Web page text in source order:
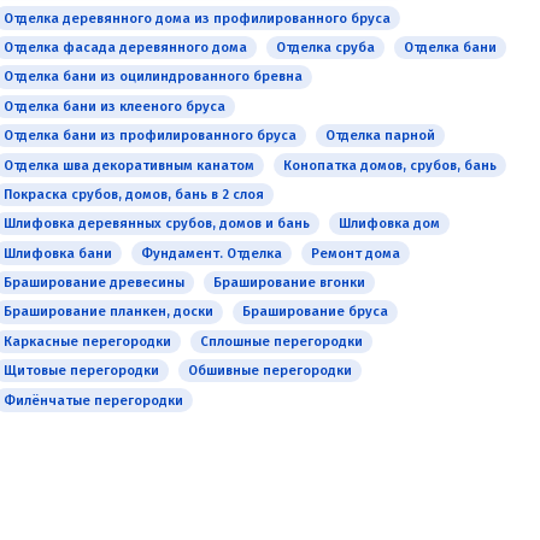
Медведково
Бабушкинская
Свиблово
Ботанический сад
ВДНХ
Алексеевская
Рижская
Сухаревская
Тургеневская
Китай-город
Третьяковская
Октябрьская
Шаболовская
Ленинский пр-кт
ЮАО
Бирюлёво Восточное
Бирюлёво Западное
Братеево
Даниловский
Донской
Зябликово
Москворечье-Сабурово
Нагатино-Садовники
Нагатинский затон
Нагорный
Орехово-Борисово Северное
Орехово-Борисово Южное
Отделка деревянного дома из профилированного бруса
Отделка фасада деревянного дома
Отделка сруба
Отделка бани
Отделка бани из оцилиндрованного бревна
Отделка бани из клееного бруса
Отделка бани из профилированного бруса
Отделка парной
Отделка шва декоративным канатом
Конопатка домов, срубов, бань
Покраска срубов, домов, бань в 2 слоя
Шлифовка деревянных срубов, домов и бань
Шлифовка дом
Шлифовка бани
Фундамент. Отделка
Ремонт дома
Браширование древесины
Браширование вгонки
Браширование планкен, доски
Браширование бруса
Каркасные перегородки
Сплошные перегородки
Щитовые перегородки
Обшивные перегородки
Филёнчатые перегородки